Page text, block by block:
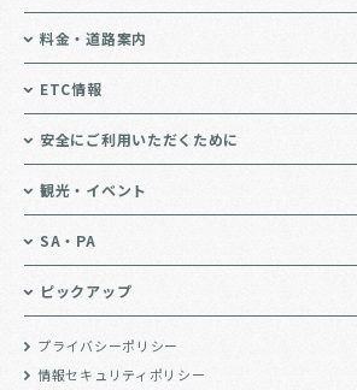
料金・道路案内
ETC情報
安全にご利用いただくために
観光・イベント
SA・PA
ピックアップ
プライバシーポリシー
情報セキュリティポリシー